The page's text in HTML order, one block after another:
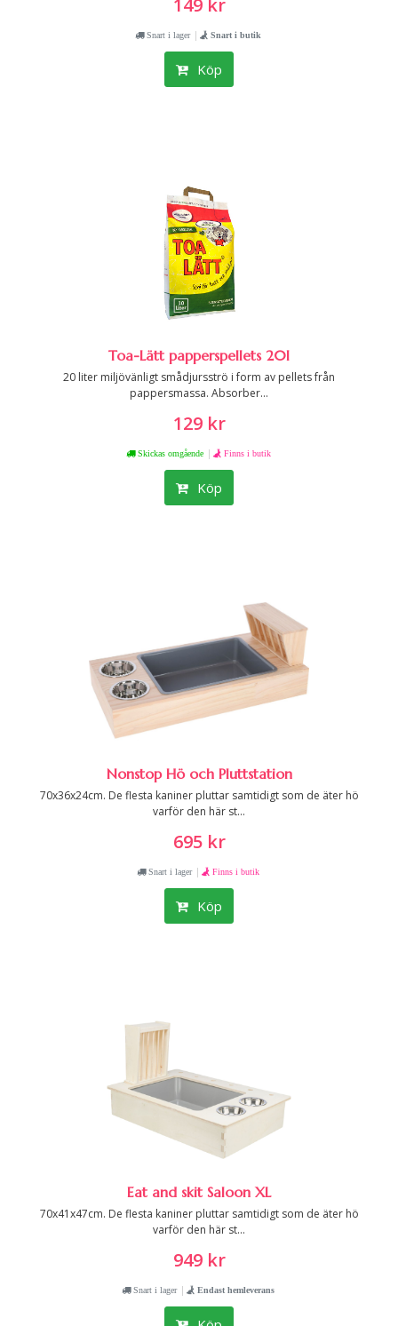
149 kr
Snart i lager | Snart i butik
Köp
Toa-Lätt papperspellets 20l
20 liter miljövänligt smådjursströ i form av pellets från
pappersmassa. Absorber...
129 kr
Skickas omgående | Finns i butik
Köp
Nonstop Hö och Pluttstation
70x36x24cm. De flesta kaniner pluttar samtidigt som de äter hö
varför den här st...
695 kr
Snart i lager | Finns i butik
Köp
Eat and skit Saloon XL
70x41x47cm. De flesta kaniner pluttar samtidigt som de äter hö
varför den här st...
949 kr
Snart i lager | Endast hemleverans